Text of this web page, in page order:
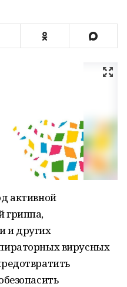
активной
гриппа,
и других
вирусных